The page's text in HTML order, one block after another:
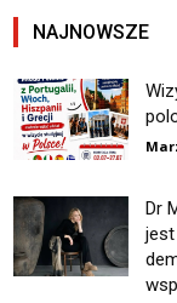
NAJNOWSZE
Dr